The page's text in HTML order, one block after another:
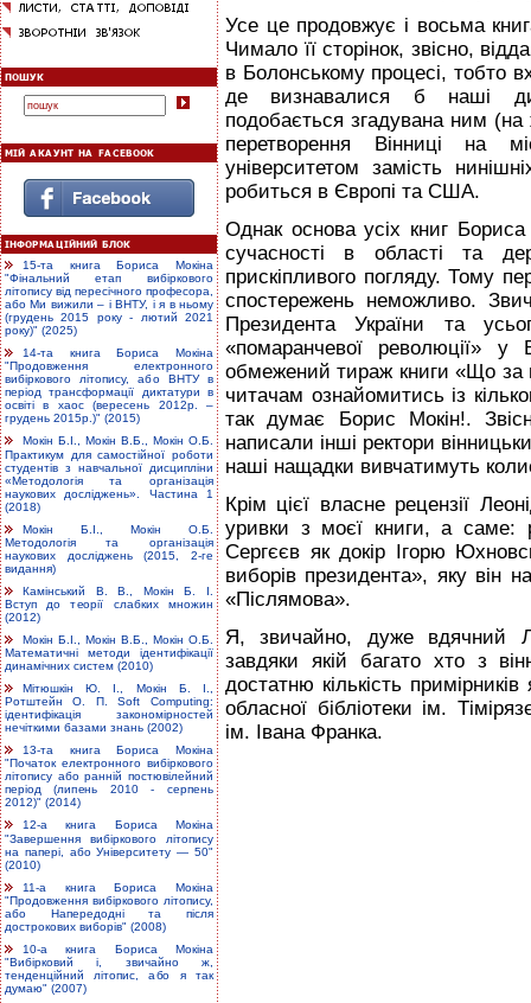
15-та книга Бориса Мокіна
"Фінальний етап вибіркового
літопису від пересічного професора,
або Ми вижили – і ВНТУ, і я в ньому
(грудень 2015 року - лютий 2021
року)" (2025)
14-та книга Бориса Мокіна
"Продовження електронного
вибіркового літопису, або ВНТУ в
період трансформації диктатури в
освіті в хаос (вересень 2012р. –
грудень 2015р.)" (2015)
Мокін Б.І., Мокін В.Б., Мокін О.Б.
Практикум для самостійної роботи
студентів з навчальної дисципліни
«Методологія та організація
наукових досліджень». Частина 1
(2018)
Мокін Б.І., Мокін О.Б.
Методологія та організація
наукових досліджень (2015, 2-ге
видання)
Камінський В. В., Мокін Б. І.
Вступ до теорії слабких множин
(2012)
Мокін Б.І., Мокін В.Б., Мокін О.Б.
Математичні методи ідентифікації
динамічних систем (2010)
Мітюшкін Ю. І., Мокін Б. І.,
Ротштейн О. П. Soft Computing:
ідентифікація закономірностей
нечіткими базами знань (2002)
13-та книга Бориса Мокіна
"Початок електронного вибіркового
літопису або ранній постювілейний
період (липень 2010 - серпень
2012)" (2014)
12-а книга Бориса Мокіна
"Завершення вибіркового літопису
на папері, або Університету — 50"
(2010)
11-а книга Бориса Мокіна
"Продовження вибіркового літопису,
або Напередодні та після
дострокових виборів" (2008)
10-а книга Бориса Мокіна
"Вибірковий і, звичайно ж,
тенденційний літопис, або я так
думаю" (2007)
Усе це продовжує і восьма
Чимало її сторінок, звісно,
в Болонському процесі, тобто
де визнавалися б наші
подобається згадувана ним
перетворення Вінниці на
університетом замість
робиться в Європі та США.
Однак основа усіх книг
сучасності в області та
прискіпливого погляду. Тому
спостережень неможливо.
Президента України та
«помаранчевої революції»
обмежений тираж книги «Що за
читачам ознайомитись із
так думає Борис Мокін!.
написали інші ректори
наші нащадки вивчатимуть
Крім цієї власне рецензії
уривки з моєї книги, а саме:
Сергєєв як докір Ігорю
виборів президента», яку він
«Післямова».
Я, звичайно, дуже вдячний
завдяки якій багато хто з
достатню кількість
обласної бібліотеки ім.
ім. Івана Франка.